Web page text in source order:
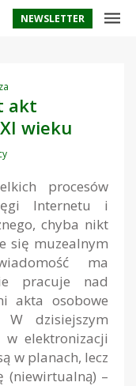
NEWSLETTER
akt
wieku
procesów
Internetu i
chyba nikt
się muzealnym
ma
pracuje nad
akta osobowe
W dzisiejszym
elektronizacji
w planach, lecz
(niewirtualną) –